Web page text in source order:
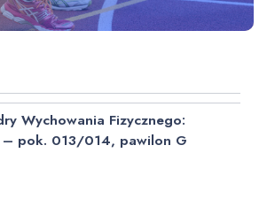
Wychowania Fizycznego:
– pok. 013/014, pawilon G